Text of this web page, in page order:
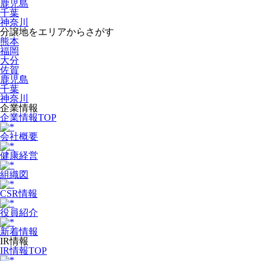
鹿児島
千葉
神奈川
分譲地をエリアからさがす
熊本
福岡
大分
佐賀
鹿児島
千葉
神奈川
企業情報
企業情報TOP
会社概要
健康経営
組織図
CSR情報
役員紹介
新着情報
IR情報
IR情報TOP